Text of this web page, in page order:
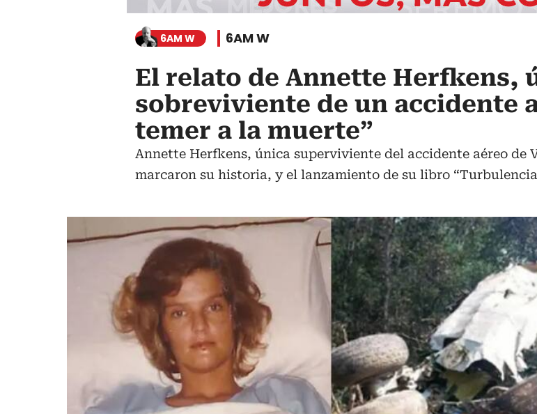
6AM W 6AM W
El relato de Annette Herfkens,
sobreviviente de un accidente
temer a la muerte”
Annette Herfkens, única superviviente del accidente aéreo de
marcaron su historia, y el lanzamiento de su libro